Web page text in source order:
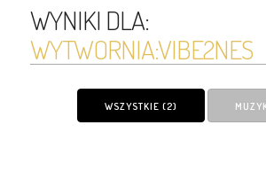
WYNIKI DLA:
WYTWORNIA:VIBE2NES
WSZYSTKIE (2)